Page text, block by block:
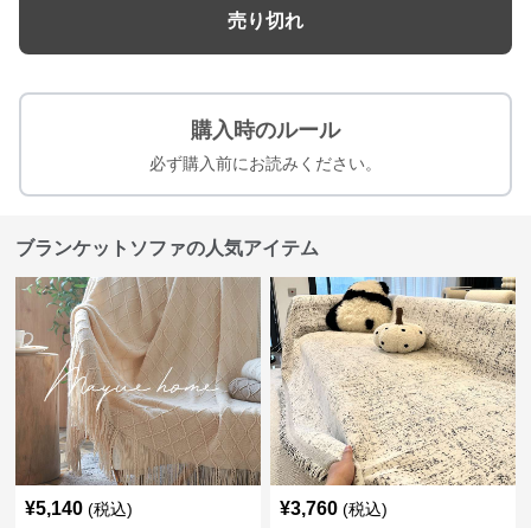
売り切れ
購入時のルール
必ず購入前にお読みください。
ブランケットソファの人気アイテム
¥5,140 (税込) ¥3,760 (税込)